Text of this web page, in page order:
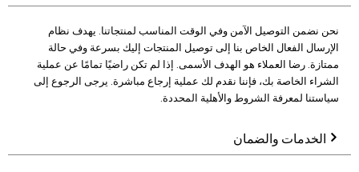
نحن نضمن التوصيل الآمن وفي الوقت المناسب لمنتجاتنا. يهدف نظام
الإرسال الفعال الخاص بنا إلى توصيل المنتجات إليك بسرعة وفي حالة
ممتازة. رضا العملاء هو الهدف الأسمى. إذا لم تكن راضيًا تمامًا عن عملية
الشراء الخاصة بك، فإننا نقدم لك عملية إرجاع مباشرة. يرجى الرجوع إلى
سياستنا لمعرفة الشروط والأهلية المحددة.
الخدمات والضمان